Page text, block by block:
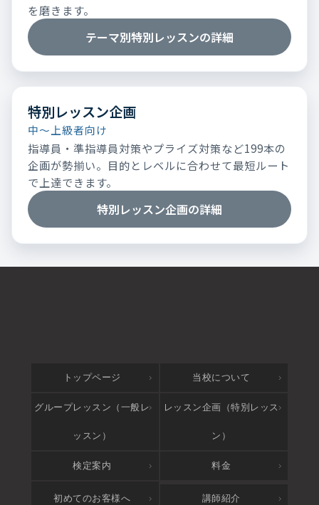
を磨きます。
テーマ別特別レッスンの詳細
特別レッスン企画
中～上級者向け
指導員・準指導員対策やプライズ対策など199本の
企画が勢揃い。目的とレベルに合わせて最短ルート
で上達できます。
特別レッスン企画の詳細
トップページ 当校について
グループレッスン（一般レ
ッスン）
レッスン企画（特別レッス
ン）
検定案内 料金
アクセス
初めてのお客様へ 講師紹介